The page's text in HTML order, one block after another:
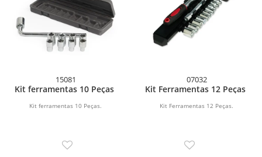
15081
Kit ferramentas 10 Peças
Kit ferramentas 10 Peças.
07032
Kit Ferramentas 12 Peças
Kit Ferramentas 12 Peças.